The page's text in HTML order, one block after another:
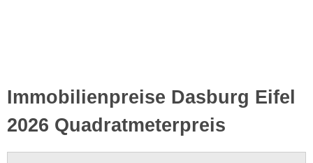
Immobilienpreise Dasburg Eifel
2026 Quadratmeterpreis